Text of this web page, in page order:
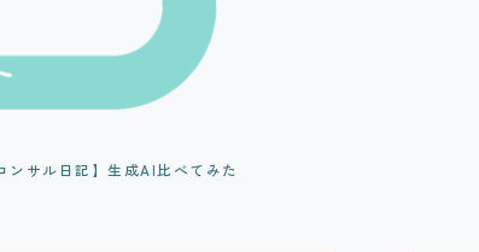
ンサル日記】生成AI比べてみた